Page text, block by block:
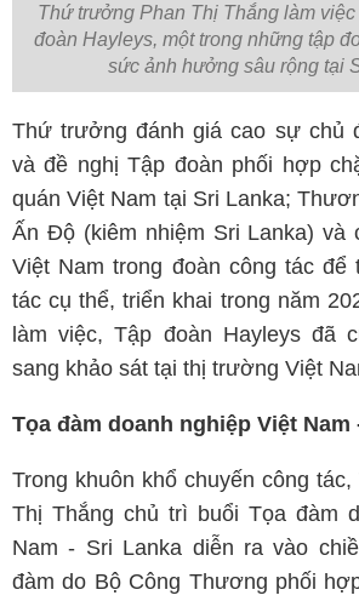
Thứ trưởng Phan Thị Thắng làm
đoàn Hayleys, một trong những tập
sức ảnh hưởng sâu rộng tại
Thứ trưởng đánh giá cao sự chủ
và đề nghị Tập đoàn phối hợp
quán Việt Nam tại Sri Lanka;
Ấn Độ (kiêm nhiệm Sri Lanka) và
Việt Nam trong đoàn công tác để
tác cụ thể, triển khai trong năm
làm việc, Tập đoàn Hayleys đã
sang khảo sát tại thị trường Việt
Tọa đàm doanh nghiệp Việt Nam
Trong khuôn khổ chuyến công
Thị Thắng chủ trì buổi Tọa đàm
Nam - Sri Lanka diễn ra vào
đàm do Bộ Công Thương phối